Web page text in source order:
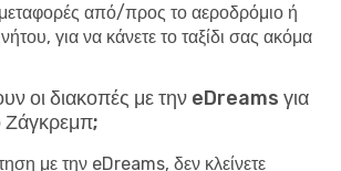
από/προς το αεροδρόμιο ή
για να κάνετε το ταξίδι σας ακόμα
οι διακοπές με την eDreams για
Ζάγκρεμπ;
με την eDreams, δεν κλείνετε